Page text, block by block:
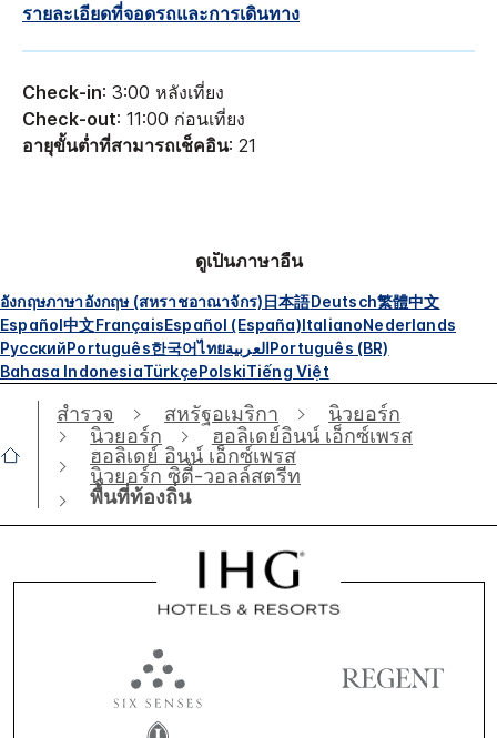
รายละเอียดที่จอดรถและการเดินทาง
Check-in: 3:00 หลังเที่ยง
Check-out: 11:00 ก่อนเที่ยง
อายุขั้นต่ำที่สามารถเช็คอิน: 21
ดูเป็นภาษาอื่น
อังกฤษภาษาอังกฤษ (สหราชอาณาจักร)日本語Deutsch繁體中文
Español中文FrançaisEspañol (España)ItalianoNederlands
РусскийPortuguês한국어ไทยالعربيةPortuguês (BR)
Bahasa IndonesiaTürkçePolskiTiếng Việt
สำรวจ สหรัฐอเมริกา
นิวยอร์ก
นิวยอร์ก
ฮอลิเดย์อินน์ เอ็กซ์เพรส
ฮอลิเดย์ อินน์ เอ็กซ์เพรส
นิวยอร์ก ซิตี้-วอลล์สตรีท
พื้นที่ท้องถิ่น